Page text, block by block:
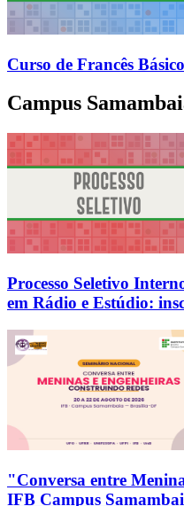
Curso de Francês
Campus
Processo Seletivo
em Rádio e Estúdio:
"Conversa entre
IFB Campus